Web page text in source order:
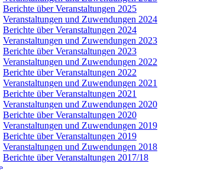
Berichte über Veranstaltungen 2025
Veranstaltungen und Zuwendungen 2024
Berichte über Veranstaltungen 2024
Veranstaltungen und Zuwendungen 2023
Berichte über Veranstaltungen 2023
Veranstaltungen und Zuwendungen 2022
Berichte über Veranstaltungen 2022
Veranstaltungen und Zuwendungen 2021
Berichte über Veranstaltungen 2021
Veranstaltungen und Zuwendungen 2020
Berichte über Veranstaltungen 2020
Veranstaltungen und Zuwendungen 2019
Berichte über Veranstaltungen 2019
Veranstaltungen und Zuwendungen 2018
Berichte über Veranstaltungen 2017/18